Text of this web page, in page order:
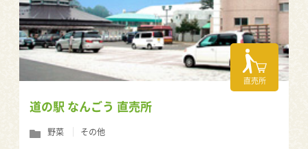
直売所
道の駅 なんごう 直売所
野菜 その他